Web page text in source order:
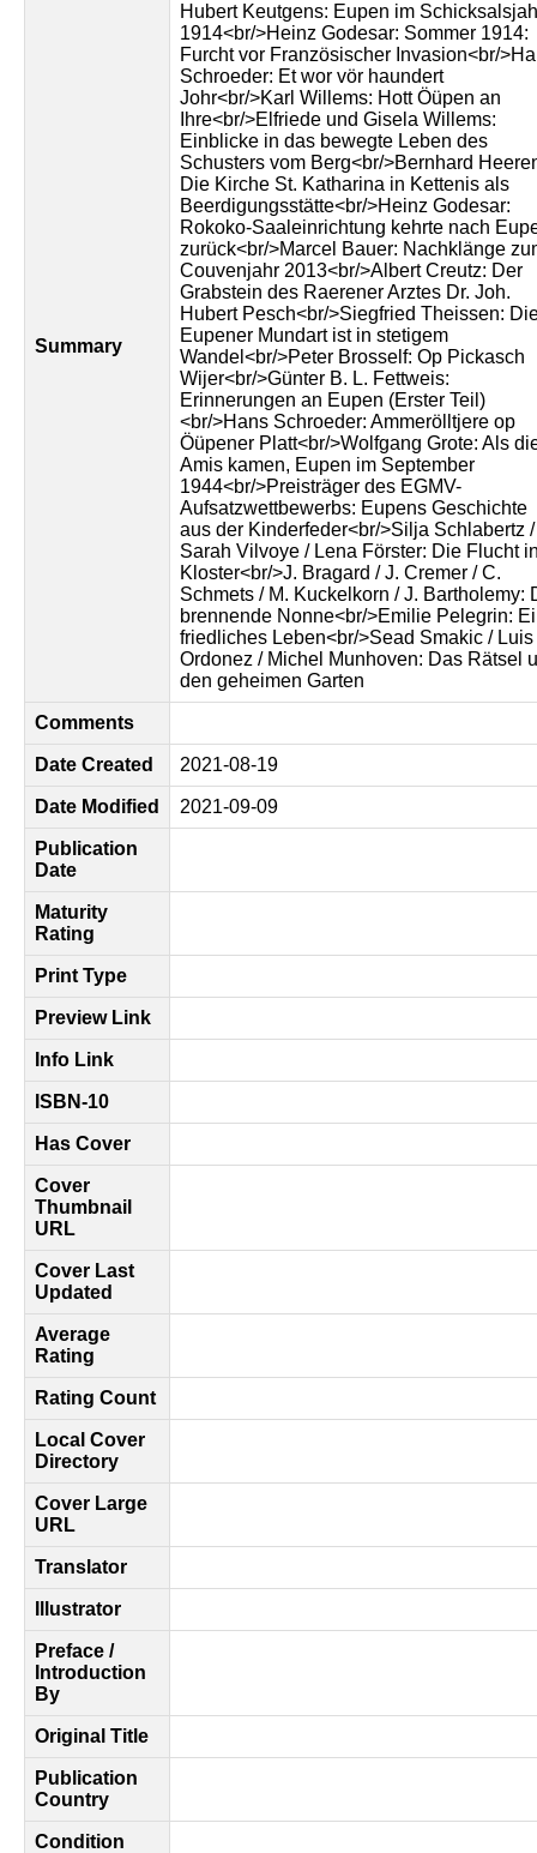
Summary
Hubert Keutgens: Eupen im
1914<br/>Heinz Godesar: Sommer 1914:
Furcht vor Französischer Invasion<br/
Schroeder: Et wor vör haundert
Johr<br/>Karl Willems: Hott Öüpen an
Ihre<br/>Elfriede und Gisela Willems:
Einblicke in das bewegte Leben des
Schusters vom Berg<br/>Bernhard
Die Kirche St. Katharina in Kettenis als
Beerdigungsstätte<br/>Heinz Godesar:
Rokoko-Saaleinrichtung kehrte nach
zurück<br/>Marcel Bauer: Nachklänge
Couvenjahr 2013<br/>Albert Creutz: Der
Grabstein des Raerener Arztes Dr. Joh.
Hubert Pesch<br/>Siegfried Theissen:
Eupener Mundart ist in stetigem
Wandel<br/>Peter Brosself: Op Pickasch
Wijer<br/>Günter B. L. Fettweis:
Erinnerungen an Eupen (Erster Teil)
<br/>Hans Schroeder: Ammerölltjere op
Öüpener Platt<br/>Wolfgang Grote: Als
Amis kamen, Eupen im September
1944<br/>Preisträger des EGMV-
Aufsatzwettbewerbs: Eupens Geschichte
aus der Kinderfeder<br/>Silja Schlabertz /
Sarah Vilvoye / Lena Förster: Die Flucht
Kloster<br/>J. Bragard / J. Cremer / C.
Schmets / M. Kuckelkorn / J. Bartholemy:
brennende Nonne<br/>Emilie Pelegrin:
friedliches Leben<br/>Sead Smakic / Luis
Ordonez / Michel Munhoven: Das Rätsel
den geheimen Garten
Comments
Date Created 2021-08-19
Date Modified 2021-09-09
Publication
Date
Maturity
Rating
Print Type
Preview Link
Info Link
ISBN-10
Has Cover
Cover
Thumbnail
URL
Cover Last
Updated
Average
Rating
Rating Count
Local Cover
Directory
Cover Large
URL
Translator
Illustrator
Preface /
Introduction
By
Original Title
Publication
Country
Condition